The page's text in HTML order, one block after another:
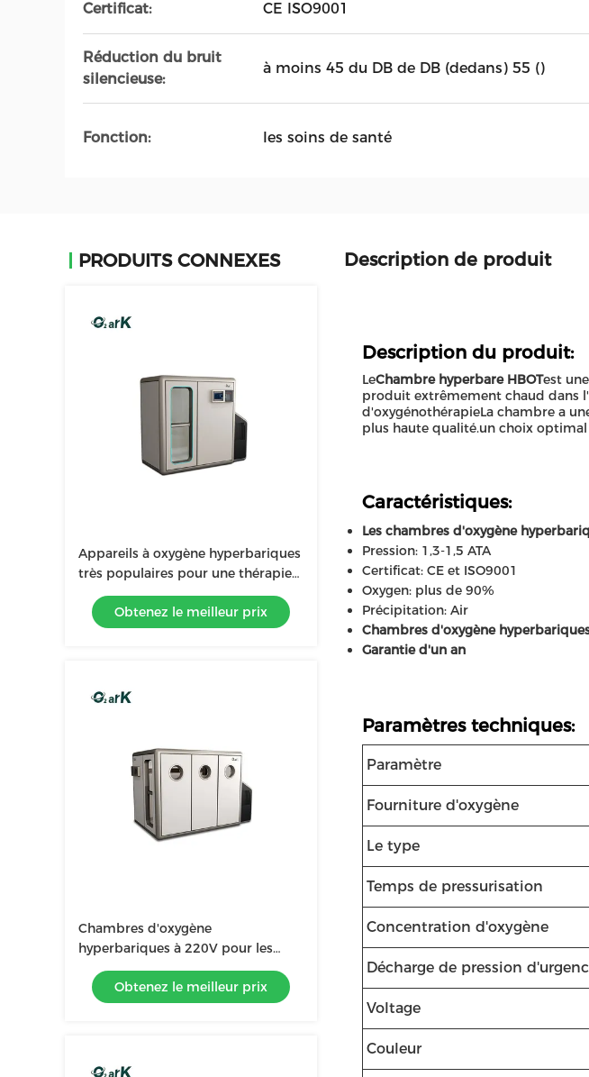
Certificat: CE ISO9001
Réduction du bruit
silencieuse:
à moins 45 du DB de DB (dedans) 55 ()
Fonction: les soins de santé
PRODUITS CONNEXES
Appareils à oxygène hyperbariques
très populaires pour une thérapie
améliorée
Obtenez le meilleur prix
Chambres d'oxygène
hyperbariques à 220V pour les
soins de santé 2500*1800*2000MM
Obtenez le meilleur prix
Description de produit
Description du produit:
LeChambre hyperbare HBOTest
produit extrêmement chaud dans
d'oxygénothérapieLa chambre a
plus haute qualité.un choix
Caractéristiques:
Les chambres d'oxygène
Pression: 1,3-1,5 ATA
Certificat: CE et ISO9001
Oxygen: plus de 90%
Précipitation: Air
Chambres d'oxygène
Garantie d'un an
Paramètres techniques:
Paramètre
Fourniture d'oxygène
Le type
Temps de pressurisation
Concentration d'oxygène
Décharge de pression
Voltage
Couleur